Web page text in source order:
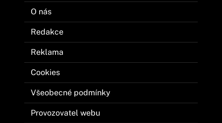
O nás
Redakce
Reklama
Cookies
Všeobecné podmínky
Provozovatel webu